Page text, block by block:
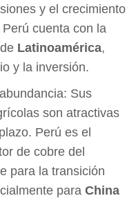
y el crecimiento
cuenta con la
Latinoamérica,
y la inversión.
Sus
son atractivas
Perú es el
de cobre del
para la transición
para China